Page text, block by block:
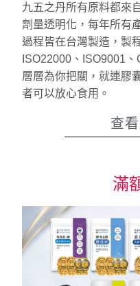
九五之丹所有原料都來
劑量透明化，每年所有
過程皆在台灣製造，製
ISO22000、ISO9001
層層為你把關，就連膠
者可以放心食用。
查
滿